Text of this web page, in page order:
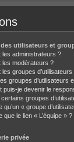
utilisateurs et
les administrateurs ?
les modérateurs ?
groupes d’utilisateurs
groupes d’utilisateurs
puis-je devenir le
certains groupes
qu’un « groupe
que le lien « L’équipe » ?
privée